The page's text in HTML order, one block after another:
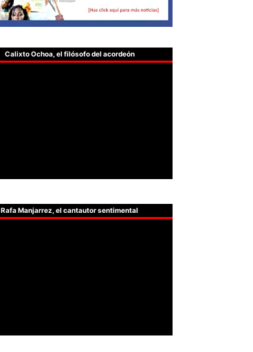
Calixto Ochoa, el filósofo del acordeón
Rafa Manjarrez, el cantautor sentimental